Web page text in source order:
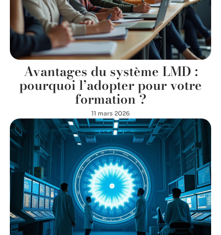
Avantages du système LMD :
pourquoi l’adopter pour votre
formation ?
11 mars 2026